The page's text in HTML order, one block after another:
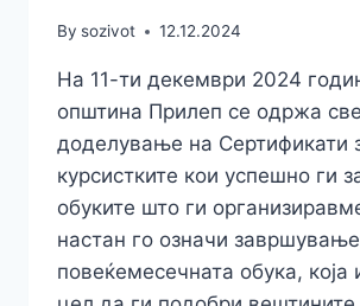
By sozivot 12.12.2024
На 11-ти декември 2024
општина Прилеп се одржа
доделување на Сертификати
курсистките кои успешно ги
обуките што ги
настан го означи
повеќемесечната обука,